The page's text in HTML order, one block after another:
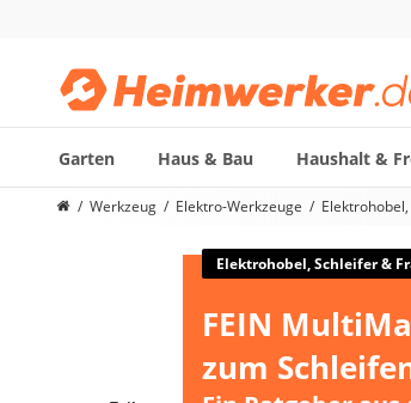
Garten Haus & Bau Haushalt &
Die beliebtesten Vergleiche nach
Feuchtigkeitsmessgerät
Endoskop-Kamera
Winkelschleifer-230-mm
Werkzeug Elektro-Werkzeuge
Elektrohobel, Schleifer &
FEIN
zum